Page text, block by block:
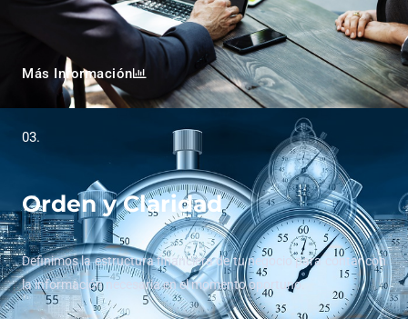
Más Información
03.
Orden y Claridad
Definimos la estructura financiera de tu negocio para contar con
la información necesaria en el momento oportuno.